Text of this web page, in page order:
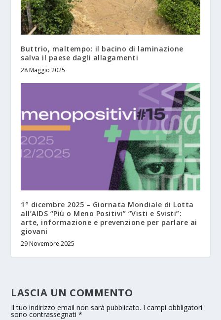
Buttrio, maltempo: il bacino di laminazione
salva il paese dagli allagamenti
28 Maggio 2025
1° dicembre 2025 – Giornata Mondiale di Lotta
all’AIDS “Più o Meno Positivi” “Visti e Svisti”:
arte, informazione e prevenzione per parlare ai
giovani
29 Novembre 2025
LASCIA UN COMMENTO
Il tuo indirizzo email non sarà pubblicato. I campi obbligatori
sono contrassegnati*